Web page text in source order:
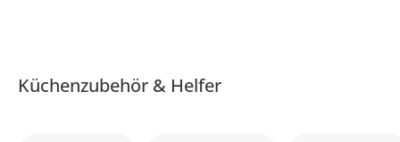
Küchenzubehör & Helfer